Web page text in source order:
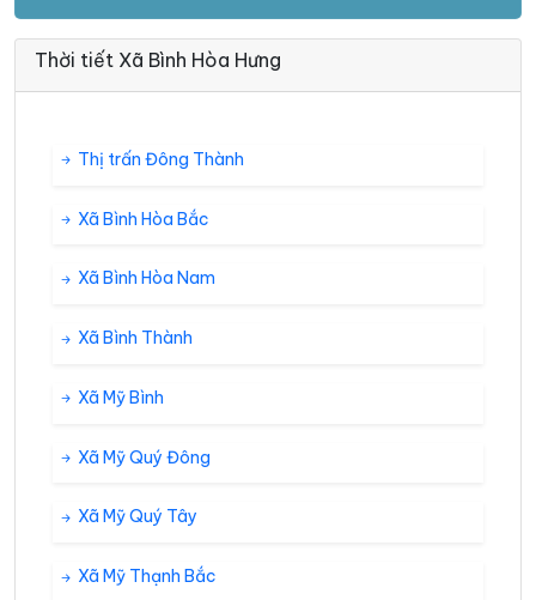
Thời tiết Xã Bình Hòa Hưng
Thị trấn Đông Thành
Xã Bình Hòa Bắc
Xã Bình Hòa Nam
Xã Bình Thành
Xã Mỹ Bình
Xã Mỹ Quý Đông
Xã Mỹ Quý Tây
Xã Mỹ Thạnh Bắc